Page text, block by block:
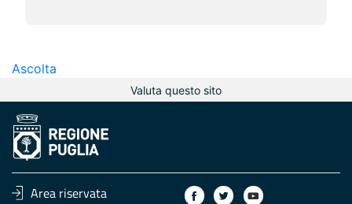
Ascolta
Valuta questo sito
Area riservata